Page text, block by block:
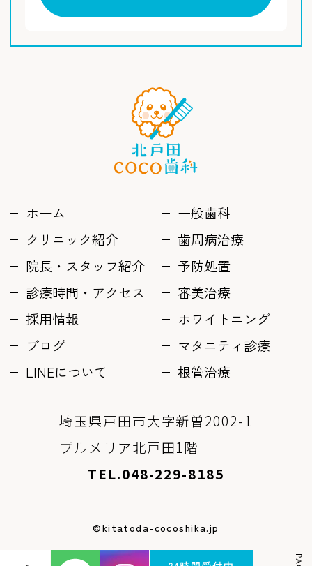
ホーム
一般歯科
クリニック紹介
歯周病治療
院長・スタッフ紹介
予防処置
診療時間・アクセス
審美治療
採用情報
ホワイトニング
ブログ
マタニティ診療
LINEについて
根管治療
埼玉県戸田市大字新曽2002-1
プルメリア北戸田1階
TEL.048-229-8185
©kitatoda-cocoshika.jp